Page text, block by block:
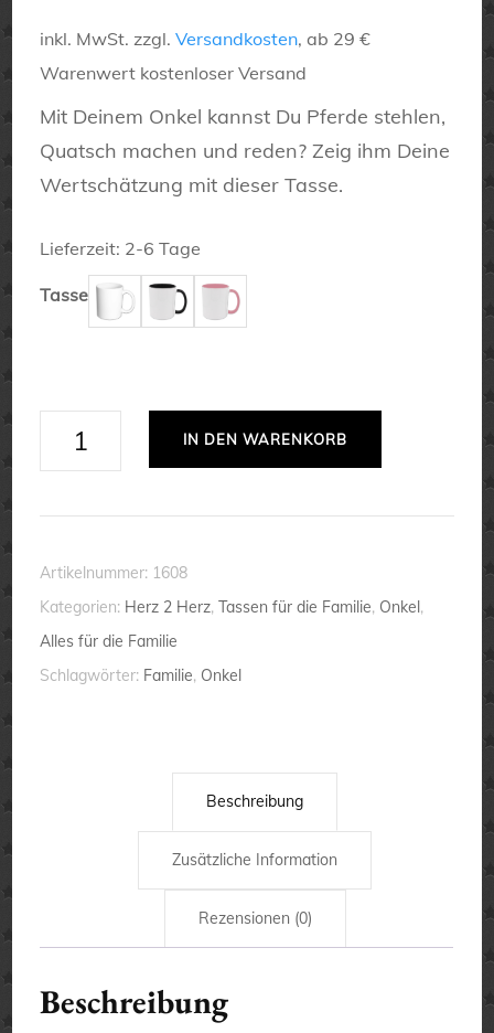
Preis
war:
15,90 €
Preis
ist:
11,90 €.
inkl. MwSt. zzgl.Versandkosten, ab 29 €
Warenwert kostenloser Versand
Mit Deinem Onkel kannst Du Pferde stehlen,
Quatsch machen und reden? Zeig ihm Deine
Wertschätzung mit dieser Tasse.
Lieferzeit: 2-6 Tage
Tasse
Bester
Menge
IN DEN WARENKORB
Artikelnummer: 1608
Kategorien: Herz 2 Herz,Tassen für die Familie, Onkel,
Alles für die Familie
Schlagwörter: Familie, Onkel
Beschreibung
Zusätzliche Information
Rezensionen (0)
Beschreibung